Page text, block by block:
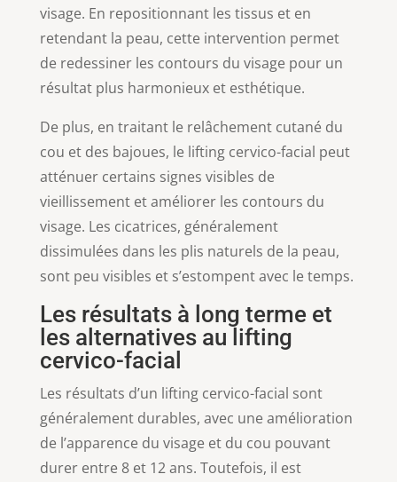
visage. En repositionnant les tissus et en
retendant la peau, cette intervention permet
de redessiner les contours du visage pour un
résultat plus harmonieux et esthétique.
De plus, en traitant le relâchement cutané du
cou et des bajoues, le lifting cervico-facial peut
atténuer certains signes visibles de
vieillissement et améliorer les contours du
visage. Les cicatrices, généralement
dissimulées dans les plis naturels de la peau,
sont peu visibles et s’estompent avec le temps.
Les résultats à long terme et
les alternatives au lifting
cervico-facial
Les résultats d’un lifting cervico-facial sont
généralement durables, avec une amélioration
de l’apparence du visage et du cou pouvant
durer entre 8 et 12 ans. Toutefois, il est